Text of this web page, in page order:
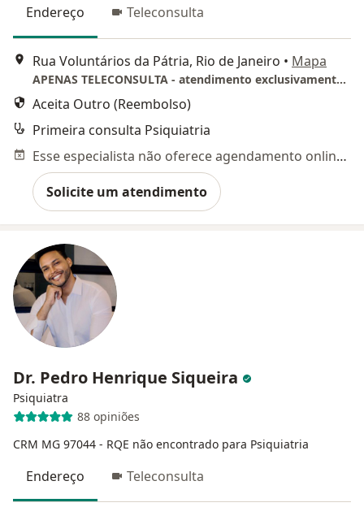
Endereço Teleconsulta
Rua Voluntários da Pátria, Rio de Janeiro • Mapa
APENAS TELECONSULTA - atendimento exclusivamente online
Aceita Outro (Reembolso)
Primeira consulta Psiquiatria
Esse especialista não oferece agendamento online para esse endereço.
Solicite um atendimento
Dr. Pedro Henrique Siqueira
Psiquiatra
88 opiniões
CRM MG 97044 - RQE não encontrado para Psiquiatria
Endereço Teleconsulta